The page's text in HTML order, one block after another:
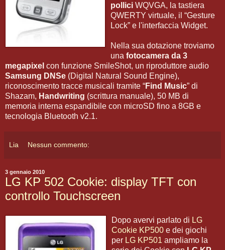
pollici WQVGA, la tastiera
QWERTY virtuale, il “Gesture
Lock” e l'interfaccia Widget.
Nella sua dotazione troviamo
una fotocamera da 3
megapixel con funzione SmileShot, un riproduttore audio
Samsung DNSe (Digital Natural Sound Engine),
riconoscimento tracce musicali tramite “Find Music” di
Shazam, Handwriting (scrittura manuale), 50 MB di
memoria interna espandibile con microSD fino a 8GB e
tecnologia Bluetooth v2.1.
Lia Nessun commento:
3 gennaio 2010
LG KP 502 Cookie: display TFT con
controllo Touchscreen
Dopo avervi parlato di LG
Cookie KP500 e dei giochi
per LG KP501 ampliamo la